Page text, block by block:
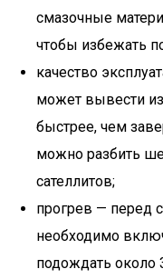
смазочные
чтобы избежать
качество
может вывести
быстрее, чем
можно разбить
сателлитов;
прогрев — перед
необходимо
подождать около